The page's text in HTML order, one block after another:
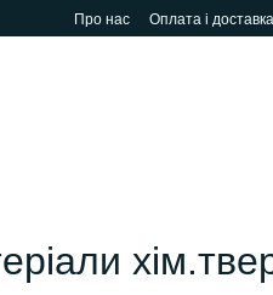
Про нас Оплата і доставка